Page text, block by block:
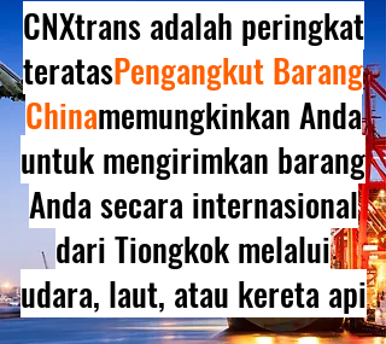
CNXtrans adalah peringkat
teratasPengangkut Barang
Chinamemungkinkan Anda
untuk mengirimkan barang
Anda secara internasional
dari Tiongkok melalui
udara, laut, atau kereta api